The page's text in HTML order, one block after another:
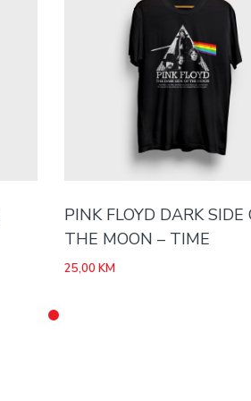
PINK FLOYD DARK SIDE
THE MOON – TIME
25,00 KM